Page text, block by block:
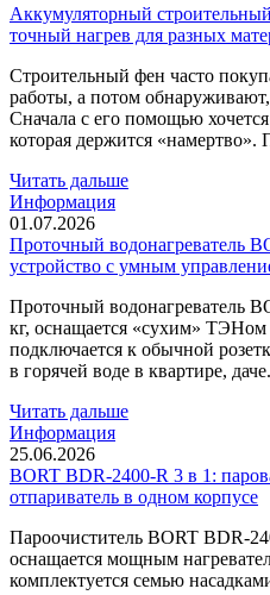
Аккумуляторный
точный нагрев для разных
Строительный фен часто
работы, а потом
Сначала с его помощью
которая держится «намертво».
Читать дальше
Информация
01.07.2026
Проточный водонагреватель
устройство с умным
Проточный водонагреватель
кг, оснащается «сухим»
подключается к обычной
в горячей воде в квартире,
Читать дальше
Информация
25.06.2026
BORT BDR-2400-R 3 в 1:
отпариватель в одном корпусе
Пароочиститель BORT BDR-
оснащается мощным
комплектуется семью